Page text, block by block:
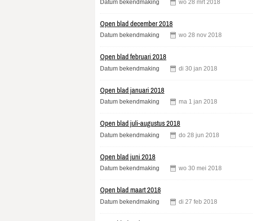
Datum bekendmaking wo 28 mrt 2018
Open blad december 2018
Datum bekendmaking wo 28 nov 2018
Open blad februari 2018
Datum bekendmaking di 30 jan 2018
Open blad januari 2018
Datum bekendmaking ma 1 jan 2018
Open blad juli-augustus 2018
Datum bekendmaking do 28 jun 2018
Open blad juni 2018
Datum bekendmaking wo 30 mei 2018
Open blad maart 2018
Datum bekendmaking di 27 feb 2018